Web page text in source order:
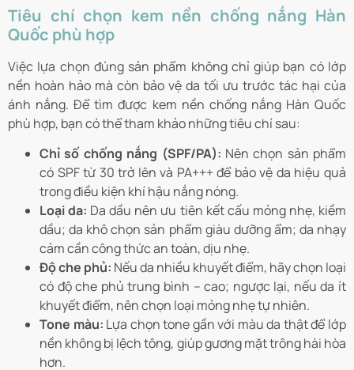
Tiêu chí chọn kem nền chống nắng Hàn
Quốc phù hợp
Việc lựa chọn đúng sản phẩm không chỉ giúp bạn có lớp
nền hoàn hảo mà còn bảo vệ da tối ưu trước tác hại của
ánh nắng. Để tìm được kem nền chống nắng Hàn Quốc
phù hợp, bạn có thể tham khảo những tiêu chí sau:
Chỉ số chống nắng (SPF/PA): Nên chọn sản phẩm
có SPF từ 30 trở lên và PA+++ để bảo vệ da hiệu quả
trong điều kiện khí hậu nắng nóng.
Loại da: Da dầu nên ưu tiên kết cấu mỏng nhẹ, kiềm
dầu; da khô chọn sản phẩm giàu dưỡng ẩm; da nhạy
cảm cần công thức an toàn, dịu nhẹ.
Độ che phủ: Nếu da nhiều khuyết điểm, hãy chọn loại
có độ che phủ trung bình – cao; ngược lại, nếu da ít
khuyết điểm, nên chọn loại mỏng nhẹ tự nhiên.
Tone màu: Lựa chọn tone gần với màu da thật để lớp
nền không bị lệch tông, giúp gương mặt trông hài hòa
hơn.